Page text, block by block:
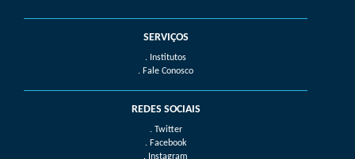
SERVIÇOS
. Institutos
. Fale Conosco
REDES SOCIAIS
. Twitter
. Facebook
. Instagram